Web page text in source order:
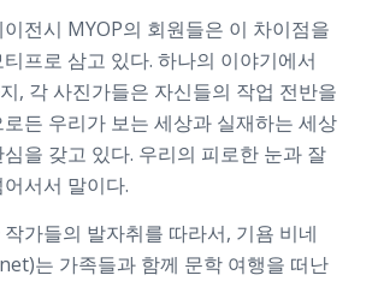
전시 MYOP의 회원들은 이 차이점을
프로 삼고 있다. 하나의 이야기에서
, 각 사진가들은 자신들의 작업 전반을
든 우리가 보는 세상과 실재하는 세상
을 갖고 있다. 우리의 피로한 눈과 잘
서서 말이다.
가들의 발자취를 따라서, 기욤 비네
는 가족들과 함께 문학 여행을 떠난